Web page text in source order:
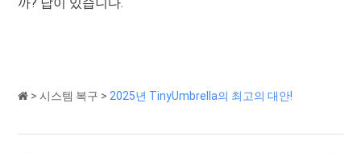
까? 답이 있습니다.
>시스템 복구 >2025년 TinyUmbrella의 최고의 대안!